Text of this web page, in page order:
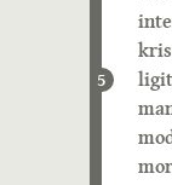
5